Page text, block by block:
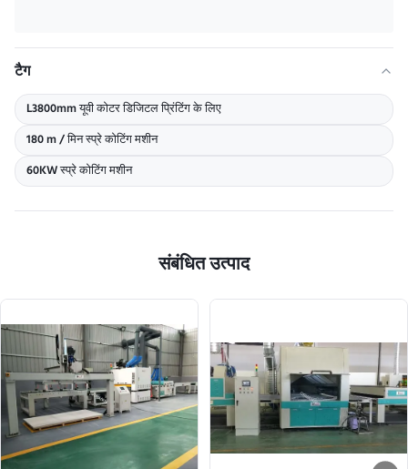
टैग
L3800mm यूवी कोटर डिजिटल प्रिंटिंग के लिए
180 m / मिन स्प्रे कोटिंग मशीन
60KW स्प्रे कोटिंग मशीन
संबंधित उत्पाद